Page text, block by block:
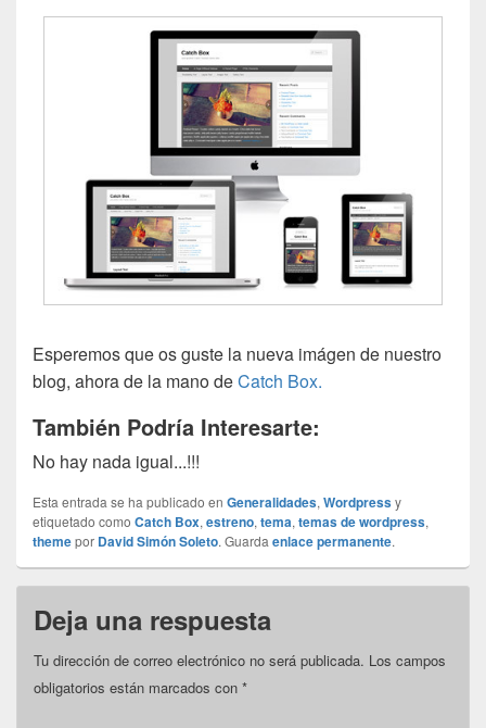
Esperemos que os guste la nueva imágen de nuestro
blog, ahora de la mano deCatch Box.
También Podría Interesarte:
No hay nada igual...!!!
Esta entrada se ha publicado en Generalidades,Wordpressy
etiquetado como Catch Box,estreno,tema,temas de wordpress,
themepor David Simón Soleto. Guardaenlace permanente.
Deja una respuesta
Tu dirección de correo electrónico no será publicada. Los campos
obligatorios están marcados con *